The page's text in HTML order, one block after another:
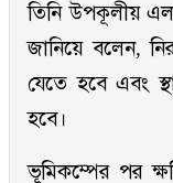
তিনি উপকূলীয়
জানিয়ে বলেন,
যেতে হবে এবং
হবে।
ভূমিকম্পের পর